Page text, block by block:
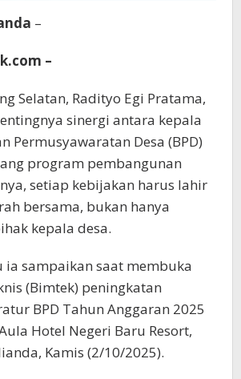
–
–
Selatan, Radityo Egi Pratama,
sinergi antara kepala
Permusyawaratan Desa (BPD)
program pembangunan
setiap kebijakan harus lahir
bersama, bukan hanya
kepala desa.
ia sampaikan saat membuka
(Bimtek) peningkatan
BPD Tahun Anggaran 2025
Hotel Negeri Baru Resort,
Kamis (2/10/2025).